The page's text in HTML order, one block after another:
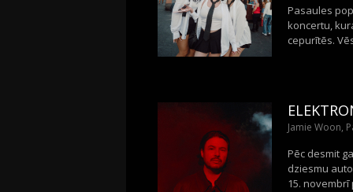
Pasaules
koncertu,
cepurītēs.
Jamie Woon,
Pēc desmit
dziesmu
15.